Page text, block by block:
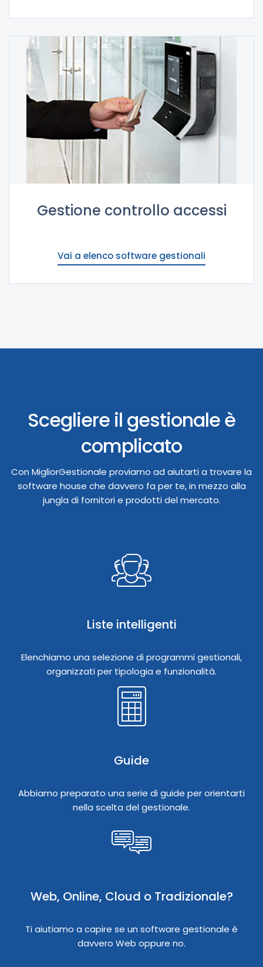
Gestione controllo accessi
Vai a elenco software gestionali
Scegliere il gestionale è
complicato
Con MigliorGestionale proviamo ad aiutarti a trovare la
software house che davvero fa per te, in mezzo alla
jungla di fornitori e prodotti del mercato.
Liste intelligenti
Elenchiamo una selezione di programmi gestionali,
organizzati per tipologia e funzionalità.
Guide
Abbiamo preparato una serie di guide per orientarti
nella scelta del gestionale.
Web, Online, Cloud o Tradizionale?
Ti aiutiamo a capire se un software gestionale è
davvero Web oppure no.